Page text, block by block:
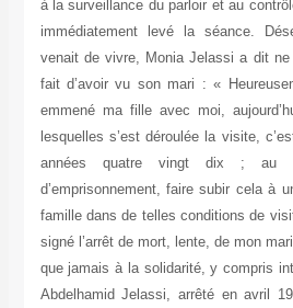
à la surveillance du parloir et au
immédiatement levé la séance.
venait de vivre, Monia Jelassi a dit
fait d’avoir vu son mari : «
emmené ma fille avec moi,
lesquelles s’est déroulée la visite,
années quatre vingt dix ; au
d’emprisonnement, faire subir cela à
famille dans de telles conditions de
signé l’arrêt de mort, lente, de mon
que jamais à la solidarité, y compris
Abdelhamid Jelassi, arrêté en avril